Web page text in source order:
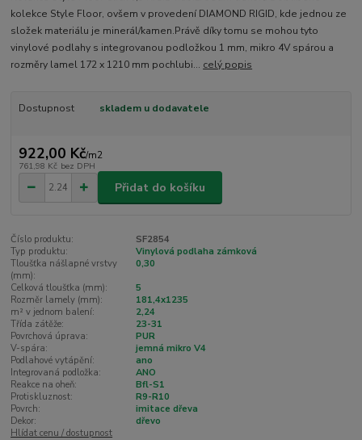
kolekce Style Floor, ovšem v provedení DIAMOND RIGID, kde jednou ze
složek materiálu je minerál/kamen.Právě díky tomu se mohou tyto
vinylové podlahy s integrovanou podložkou 1 mm, mikro 4V spárou a
rozměry lamel 172 x 1210 mm pochlubi... celý popis
Dostupnost skladem u dodavatele
922,00 Kč/m2
761,98 Kč bez DPH
Přidat do košíku
Číslo produktu:
SF2854
Typ produktu:
Vinylová podlaha zámková
Tloušťka nášlapné vrstvy
(mm):
0,30
Celková tloušťka (mm):
5
Rozměr lamely (mm):
181,4x1235
m² v jednom balení:
2,24
Třída zátěže:
23-31
Povrchová úprava:
PUR
V-spára:
jemná mikro V4
Podlahové vytápění:
ano
Integrovaná podložka:
ANO
Reakce na oheň:
Bfl-S1
Protiskluznost:
R9-R10
Povrch:
imitace dřeva
Dekor:
dřevo
Hlídat cenu / dostupnost